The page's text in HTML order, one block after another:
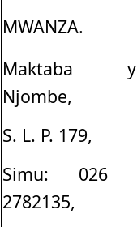
MWANZA.
Maktaba
Njombe,
S. L. P. 179,
Simu: 026
2782135,